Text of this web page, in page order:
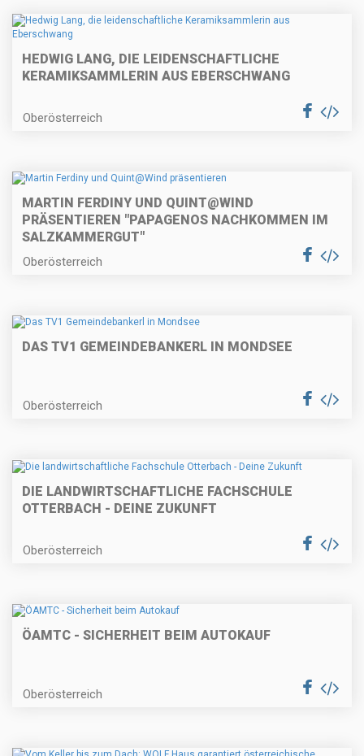
HEDWIG LANG, DIE LEIDENSCHAFTLICHE
KERAMIKSAMMLERIN AUS EBERSCHWANG
Oberösterreich
MARTIN FERDINY UND QUINT@WIND
PRÄSENTIEREN "PAPAGENOS NACHKOMMEN IM
SALZKAMMERGUT"
Oberösterreich
DAS TV1 GEMEINDEBANKERL IN MONDSEE
Oberösterreich
DIE LANDWIRTSCHAFTLICHE FACHSCHULE
OTTERBACH - DEINE ZUKUNFT
Oberösterreich
ÖAMTC - SICHERHEIT BEIM AUTOKAUF
Oberösterreich